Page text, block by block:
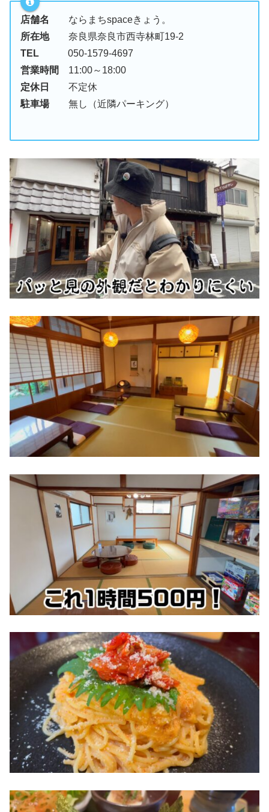
店舗名 ならまちspaceきょう。
所在地 奈良県奈良市西寺林町19-2
TEL 050-1579-4697
営業時間 11:00～18:00
定休日 不定休
駐車場 無し（近隣パーキング）